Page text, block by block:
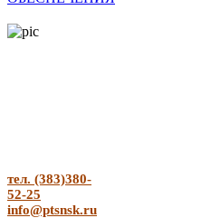
тел. (383)380-
52-25
info@ptsnsk.ru